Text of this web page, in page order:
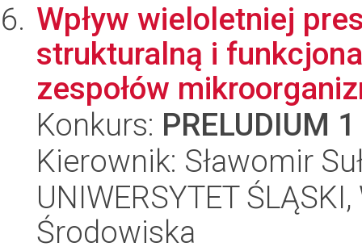
Wpływ wieloletniej
strukturalną i
zespołów
Konkurs: PRELUDIUM 1
Kierownik: Sławomir
UNIWERSYTET
Środowiska